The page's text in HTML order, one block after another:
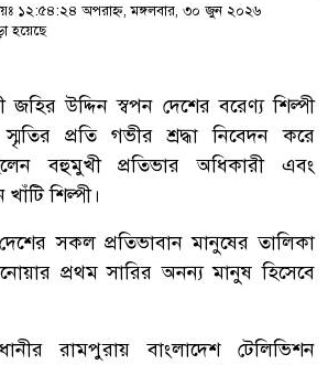
১২:৫৪:২৪ অপরাহ্ন, মঙ্গলবার, ৩০ জুন ২০২৬
হয়েছে
জহির উদ্দিন স্বপন দেশের বরেণ্য শিল্পী
প্রতি গভীর শ্রদ্ধা নিবেদন করে
বহুমুখী প্রতিভার অধিকারী এবং
শিল্পী।
সকল প্রতিভাবান মানুষের তালিকা
প্রথম সারির অনন্য মানুষ হিসেবে
রামপুরায় বাংলাদেশ টেলিভিশন